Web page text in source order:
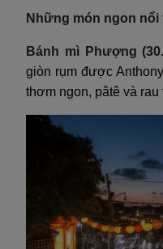
Những món ngon
Bánh mì Phượng
giòn rụm được
thơm ngon, pâtê và